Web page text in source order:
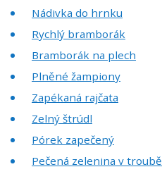
Nádivka do hrnku
Rychlý bramborák
Bramborák na plech
Plněné žampiony
Zapékaná rajčata
Zelný štrúdl
Pórek zapečený
Pečená zelenina v troubě